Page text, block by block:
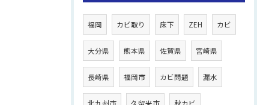
福岡 カビ取り 床下 ZEH カビ
大分県 熊本県 佐賀県 宮崎県
長崎県 福岡市 カビ問題 漏水